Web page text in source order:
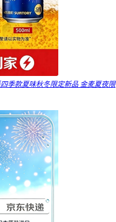
季款夏味秋冬限定新品 金麦夏夜限